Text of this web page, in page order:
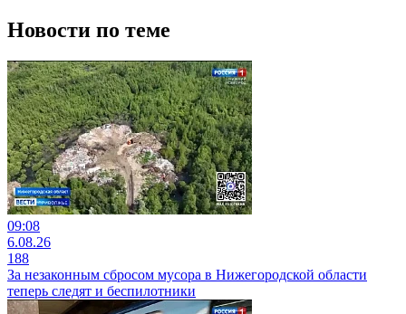
Новости по теме
09:08
6.08.26
188
За незаконным сбросом мусора в Нижегородской области
теперь следят и беспилотники